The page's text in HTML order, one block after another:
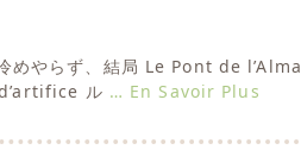
やらず、結局 Le Pont de l’Alma
ル … En Savoir Plus